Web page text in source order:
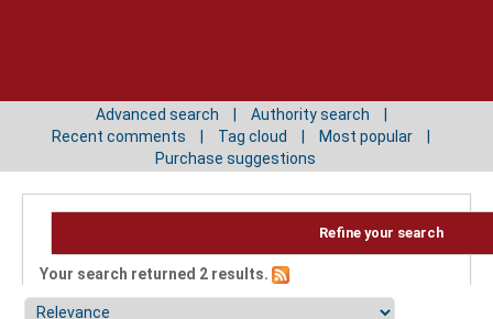
Advanced search
Authority search
Recent comments
Tag cloud
Most popular
Purchase suggestions
Refine your search
Your search returned 2 results.